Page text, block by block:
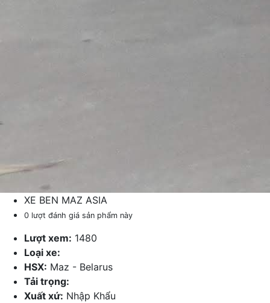
XE BEN MAZ ASIA
0 lượt đánh giá sản phẩm này
Lượt xem: 1480
Loại xe:
HSX: Maz - Belarus
Tải trọng:
Xuất xứ: Nhập Khẩu